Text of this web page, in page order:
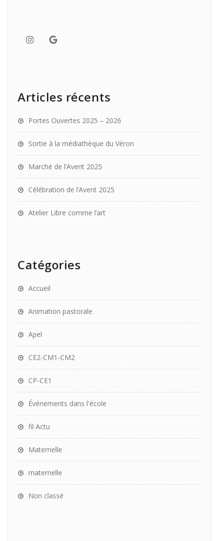
Instagram
Google
Articles récents
Portes Ouvertes 2025 – 2026
Sortie à la médiathèque du Véron
Marché de l’Avent 2025
Célébration de l’Avent 2025
Atelier Libre comme l’art
Catégories
Accueil
Animation pastorale
Apel
CE2-CM1-CM2
CP-CE1
Événements dans l'école
fil Actu
Maternelle
maternelle
Non classé